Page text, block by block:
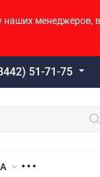
наших менеджеров,
51-71-75